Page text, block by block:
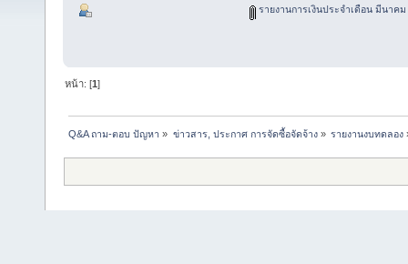
รายงานการเงินประจำเดือน มีนาคม
หน้า: [1]
Q&A ถาม-ตอบ ปัญหา » ข่าวสาร, ประกาศ การจัดซื้อจัดจ้าง» รายงานงบทดลอง